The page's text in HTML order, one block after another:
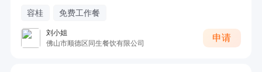
容桂 免费工作餐
刘小姐
佛山市顺德区同生餐饮有限公司
申请